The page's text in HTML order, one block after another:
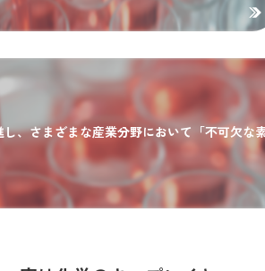
、さまざまな産業分野において「不可欠な